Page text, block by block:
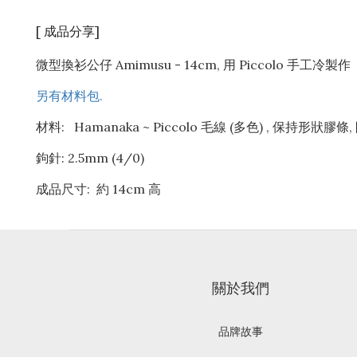
[ 成品分享]
微型換衫公仔 Amimusu - 14cm, 用 Piccolo 手工冷製作
另有材料包.
材料: Hamanaka ~ Piccolo 毛線 (多色) , 保持形狀膠條
鉤針: 2.5mm (4/0)
成品尺寸: 約 14cm 高
關於我們
品牌故事